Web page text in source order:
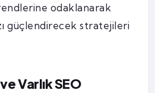
odaklanarak
güçlendirecek stratejileri
Varlık SEO